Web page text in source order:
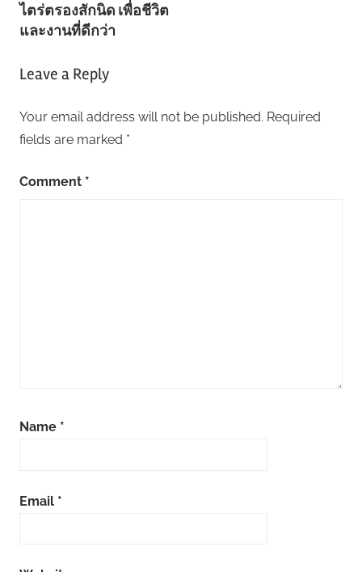
ไตร่ตรองสักนิด เพื่อชีวิต
และงานที่ดีกว่า
Leave a Reply
Your email address will not be published. Required
fields are marked *
Comment *
Name *
Email *